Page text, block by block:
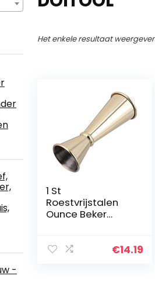
-
Het enkele resultaat
1 St
Roestvrijstalen
Ounce Beker
Jiggers Ons in Een
€14.19